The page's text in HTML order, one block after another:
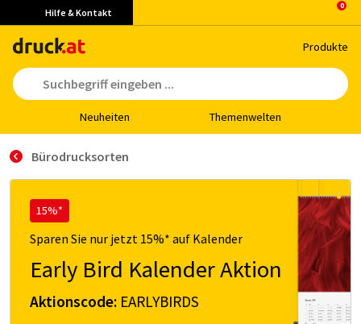
Hilfe & Kontakt
Pro­duk­te
Neu­hei­ten The­men­wel­ten
Bürodrucksorten
15%*
Sparen Sie nur jetzt 15%* auf Kalender
Early Bird Kalender Aktion
Aktionscode: EARLYBIRDS